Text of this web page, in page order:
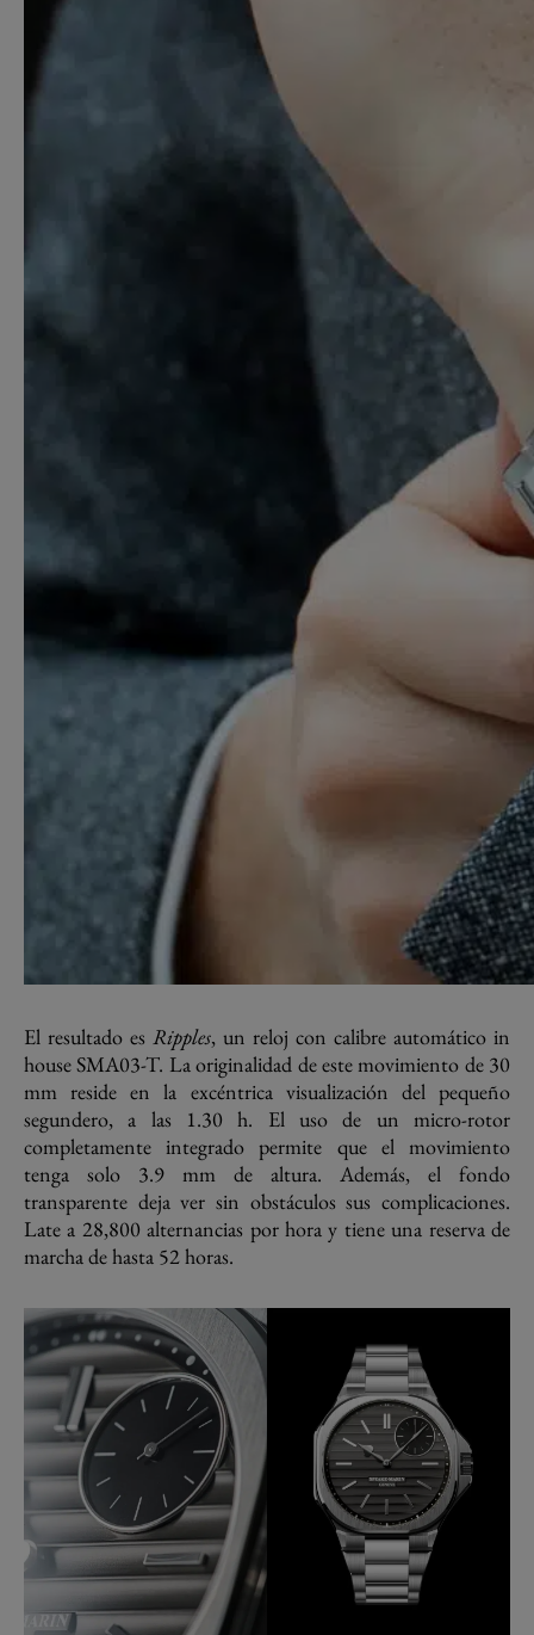
El resultado es Ripples, un reloj con calibre automático in
house SMA03-T. La originalidad de este movimiento de 30
mm reside en la excéntrica visualización del pequeño
segundero, a las 1.30 h. El uso de un micro-rotor
completamente integrado permite que el movimiento
tenga solo 3.9 mm de altura. Además, el fondo
transparente deja ver sin obstáculos sus complicaciones.
Late a 28,800 alternancias por hora y tiene una reserva de
marcha de hasta 52 horas.